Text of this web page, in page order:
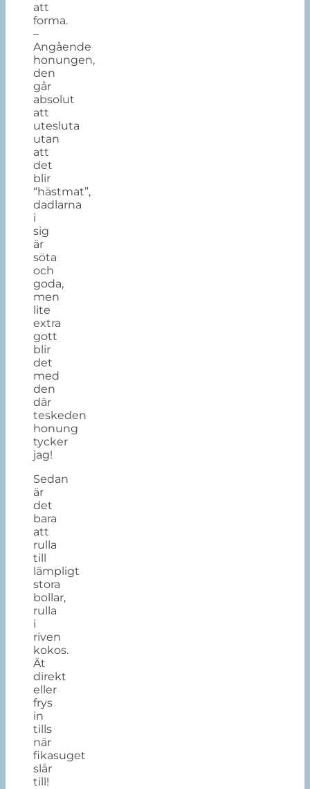
att
forma.
–
Angående
honungen,
den
går
absolut
att
utesluta
utan
att
det
blir
“hästmat”,
dadlarna
i
sig
är
söta
och
goda,
men
lite
extra
gott
blir
det
med
den
där
teskeden
honung
tycker
jag!
Sedan
är
det
bara
att
rulla
till
lämpligt
stora
bollar,
rulla
i
riven
kokos.
Ät
direkt
eller
frys
in
tills
när
fikasuget
slår
till!